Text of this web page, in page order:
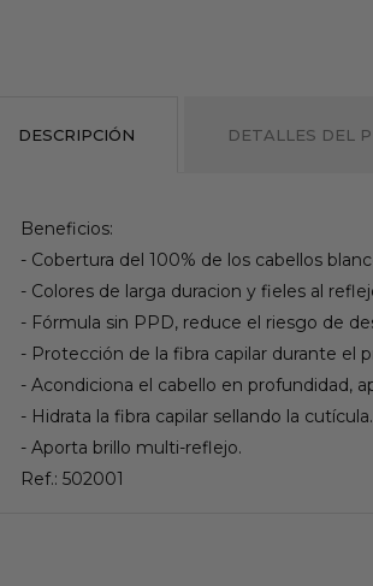
DESCRIPCIÓN DETALLES DEL
Beneficios:
- Cobertura del 100% de los cabellos
- Colores de larga duracion y fieles al
- Fórmula sin PPD, reduce el riesgo de
- Protección de la fibra capilar durante el
- Acondiciona el cabello en profundidad,
- Hidrata la fibra capilar sellando la cutícula.
- Aporta brillo multi-reflejo.
Ref.: 502001